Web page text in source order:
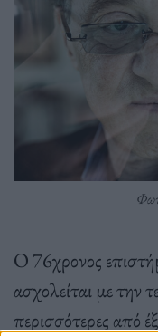
Ο 76χρονος
ασχολείται με την
περισσότερες από